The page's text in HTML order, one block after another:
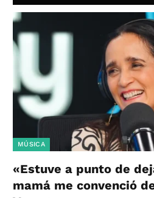
MÚSICA
«Estuve a punto de
mamá me convenció